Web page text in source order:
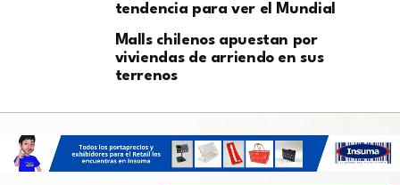
tendencia para ver el Mundial
Malls chilenos apuestan por
viviendas de arriendo en sus
terrenos